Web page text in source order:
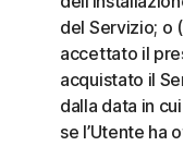
del Servizio; o
accettato il
acquistato il
dalla data in
se l’Utente ha